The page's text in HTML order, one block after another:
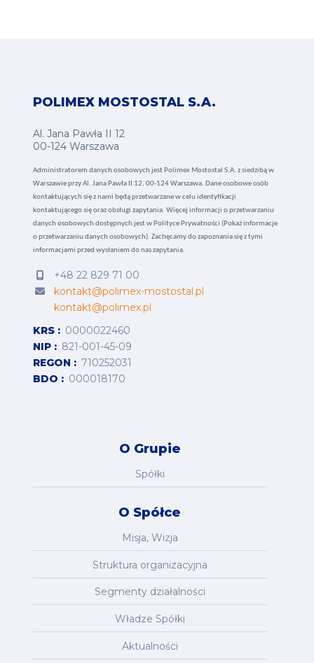
POLIMEX MOSTOSTAL S.A.
Al. Jana Pawła II 12
00-124 Warszawa
Administratorem danych osobowych jest Polimex Mostostal S.A. z siedzibą w
Warszawie przy Al. Jana Pawła II 12, 00-124 Warszawa. Dane osobowe osób
kontaktujących się z nami będą przetwarzane w celu identyfikacji
kontaktującego się oraz obsługi zapytania. Więcej informacji o przetwarzaniu
danych osobowych dostępnych jest w Polityce Prywatności (Pokaż informacje
o przetwarzaniu danych osobowych). Zachęcamy do zapoznania się z tymi
informacjami przed wysłaniem do nas zapytania.
+48 22 829 71 00
kontakt@polimex-mostostal.pl
kontakt@polimex.pl
KRS
0000022460
NIP
821-001-45-09
REGON
710252031
BDO
000018170
O Grupie
Spółki
O Spółce
Misja, Wizja
Struktura organizacyjna
Segmenty działalności
Władze Spółki
Aktualności